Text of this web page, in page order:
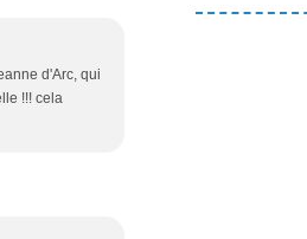
d'Arc, qui
!!! cela